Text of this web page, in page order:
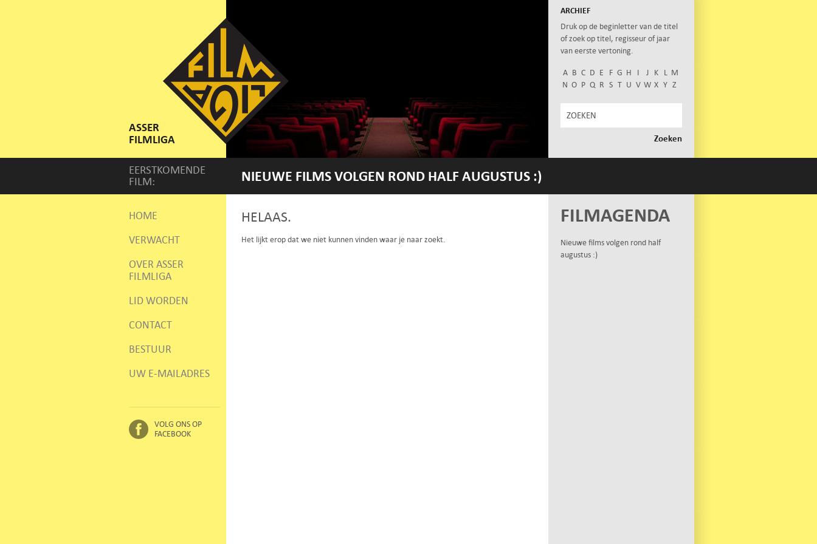
ASSER
FILMLIGA
ARCHIEF
Druk op de beginletter van de titel
of zoek op titel, regisseur of jaar
van eerste vertoning.
A B C D E F G H I J K L M
N O P Q R S T U V W X Y Z
EERSTKOMENDE
FILM:
NIEUWE FILMS VOLGEN ROND HALF AUGUSTUS :)
HOME
VERWACHT
OVER ASSER
FILMLIGA
LID WORDEN
CONTACT
BESTUUR
UW E-MAILADRES
VOLG ONS OP
FACEBOOK
HELAAS.
Het lijkt erop dat we niet kunnen vinden waar je naar zoekt.
FILMAGENDA
Nieuwe films volgen rond half
augustus :)